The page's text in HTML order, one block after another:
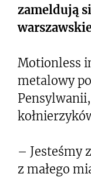
zameldują
Motionless
metalowy
– Jesteśmy
z małego